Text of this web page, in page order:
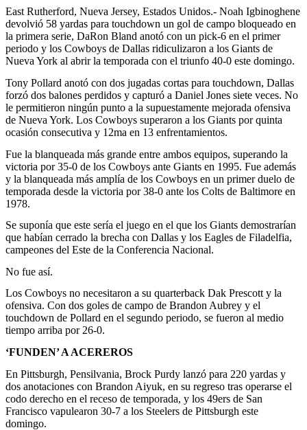
East Rutherford, Nueva Jersey, Estados Unidos.- Noah Igbinoghene
devolvió 58 yardas para touchdown un gol de campo bloqueado en
la primera serie, DaRon Bland anotó con un pick-6 en el primer
periodo y los Cowboys de Dallas ridiculizaron a los Giants de
Nueva York al abrir la temporada con el triunfo 40-0 este domingo.
Tony Pollard anotó con dos jugadas cortas para touchdown, Dallas
forzó dos balones perdidos y capturó a Daniel Jones siete veces. No
le permitieron ningún punto a la supuestamente mejorada ofensiva
de Nueva York. Los Cowboys superaron a los Giants por quinta
ocasión consecutiva y 12ma en 13 enfrentamientos.
Fue la blanqueada más grande entre ambos equipos, superando la
victoria por 35-0 de los Cowboys ante Giants en 1995. Fue además
y la blanqueada más amplía de los Cowboys en un primer duelo de
temporada desde la victoria por 38-0 ante los Colts de Baltimore en
1978.
Se suponía que este sería el juego en el que los Giants demostrarían
que habían cerrado la brecha con Dallas y los Eagles de Filadelfia,
campeones del Este de la Conferencia Nacional.
No fue así.
Los Cowboys no necesitaron a su quarterback Dak Prescott y la
ofensiva. Con dos goles de campo de Brandon Aubrey y el
touchdown de Pollard en el segundo periodo, se fueron al medio
tiempo arriba por 26-0.
‘FUNDEN’ A ACEREROS
En Pittsburgh, Pensilvania, Brock Purdy lanzó para 220 yardas y
dos anotaciones con Brandon Aiyuk, en su regreso tras operarse el
codo derecho en el receso de temporada, y los 49ers de San
Francisco vapulearon 30-7 a los Steelers de Pittsburgh este
domingo.